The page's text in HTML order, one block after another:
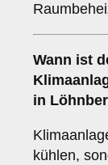
Wann ist
in
kühlen,